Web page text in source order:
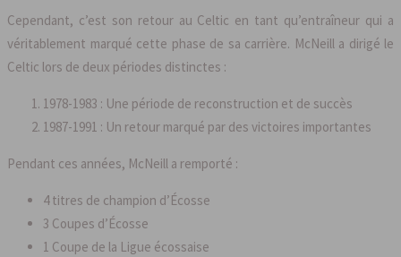
Cependant, c’est son retour au Celtic en tant qu’entraîneur qui a
véritablement marqué cette phase de sa carrière. McNeill a dirigé le
Celtic lors de deux périodes distinctes :
1978-1983 : Une période de reconstruction et de succès
1987-1991 : Un retour marqué par des victoires importantes
Pendant ces années, McNeill a remporté :
4 titres de champion d’Écosse
3 Coupes d’Écosse
1 Coupe de la Ligue écossaise